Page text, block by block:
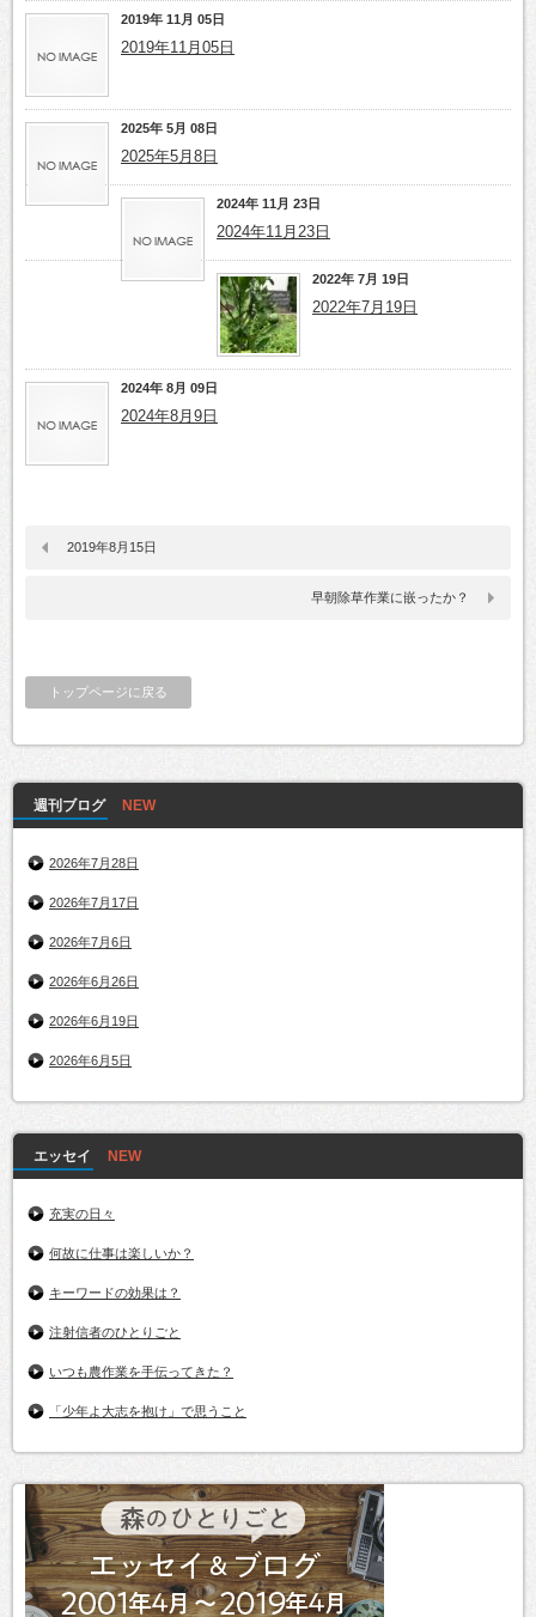
2019年 11月 05日
2019年11月05日
2025年 5月 08日
2025年5月8日
2024年 11月 23日
2024年11月23日
2022年 7月 19日
2022年7月19日
2024年 8月 09日
2024年8月9日
2019年8月15日
早朝除草作業に嵌ったか？
トップページに戻る
週刊ブログ
2026年7月28日
2026年7月17日
2026年7月6日
2026年6月26日
2026年6月19日
2026年6月5日
エッセイ
充実の日々
何故に仕事は楽しいか？
キーワードの効果は？
注射信者のひとりごと
いつも農作業を手伝ってきた？
「少年よ大志を抱け」で思うこと